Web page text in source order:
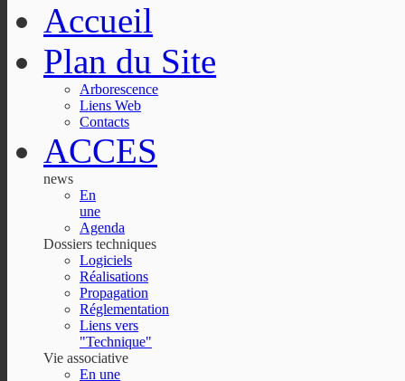
Accueil
Plan du Site
Arborescence
Liens Web
Contacts
ACCES
news
En
une
Agenda
Dossiers techniques
Logiciels
Réalisations
Propagation
Réglementation
Liens vers
"Technique"
Vie associative
En une